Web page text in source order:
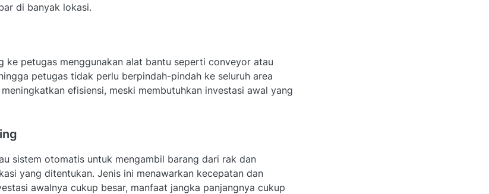
di banyak lokasi.
ke petugas menggunakan alat bantu seperti conveyor atau
petugas tidak perlu berpindah-pindah ke seluruh area
efisiensi, meski membutuhkan investasi awal yang
sistem otomatis untuk mengambil barang dari rak dan
yang ditentukan. Jenis ini menawarkan kecepatan dan
awalnya cukup besar, manfaat jangka panjangnya cukup